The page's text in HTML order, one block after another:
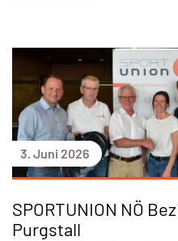
3. Juni 2026
SPORTUNION NÖ
Purgstall